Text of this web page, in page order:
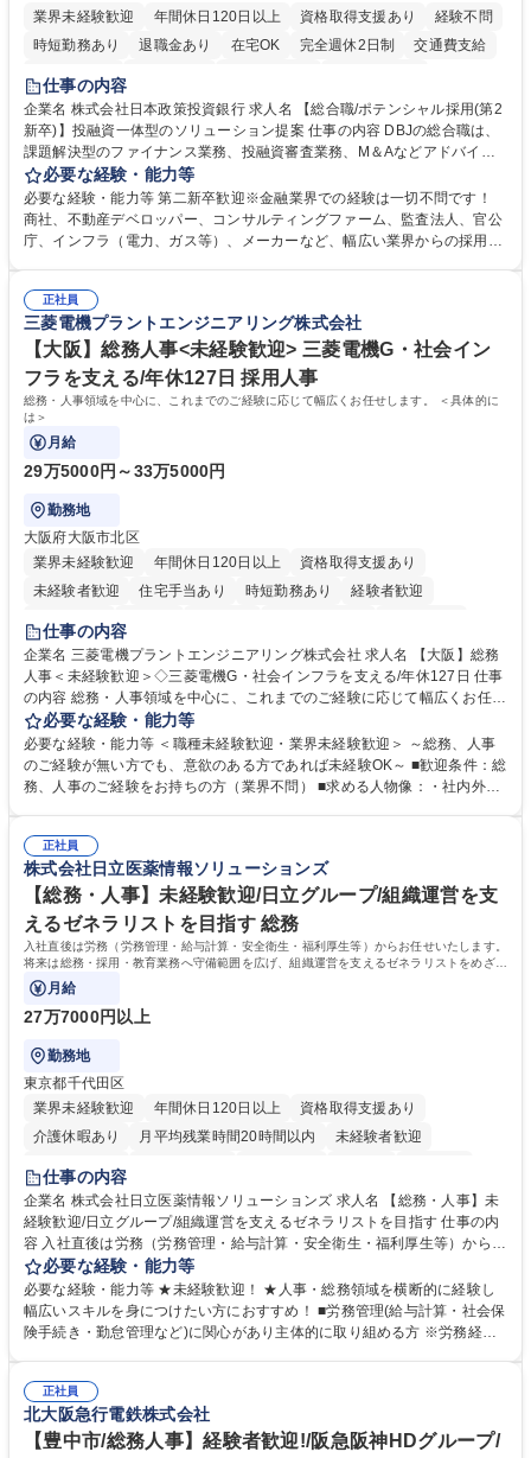
業界未経験歓迎 年間休日120日以上 資格取得支援あり
経験不問
時短勤務あり
退職金あり 在宅OK 完全週休2日制
交通費支給
駅近5分以内
食事補助あり
託児所あり
仕事の内容
企業名 株式会社日本政策投資銀行 求人名 【総合職/ポテンシャル採用(第2
新卒)】投融資一体型のソリューション提案 仕事の内容 DBJの総合職は、
課題解決型のファイナンス業務、投融資審査業務、M＆Aなどアドバイザ
リー業務、地域戦略企画業務など、多様な業務に精通し、複数の専門性を
掛け合わせて広く社会に貢献していく職種です。 入社後は、横断的なロー
テーションを経て適性や専門性に応じたキャリアを形成していただきま
す。総合職として入社いただき、下記いずれかの部門でご活躍いただきま
ート・ナレッジ業務 ※それぞれの業務内容に関しては、別途その他労働条
件備考欄に記載 募集職種 【総合職/ポテンシャル採用(第2新卒)】投融資一
体型のソリューション提案
必要な経験・能力等
必要な経験・能力等 第二新卒歓迎※金融業界での経験は一切不問です！
商社、不動産デベロッパー、コンサルティングファーム、監査法人、官公
庁、インフラ（電力、ガス等）、メーカーなど、幅広い業界からの採用実
く高い志を併せもった人材を求めています。ポテンシャル採用（第2新
卒）では、金融業界での経験や知識を問いません。新たな時代を見据え
て、複雑化する社会課題の解決に向けて先鞭をつける役割を担いたい、と
いう気概をお持ちの方を心待ちにしています。 学歴・資格 学歴：大学院
大学 語学力： 資格：
正社員
三菱電機プラントエンジニアリング株式会社
【大阪】総務人事<未経験歓迎> 三菱電機G・社会イン
フラを支える/年休127日 採用人事
総務・人事領域を中心に、これまでのご経験に応じて幅広くお任せします。 ＜具体的に
は＞
月給
29万5000円～33万5000円
勤務地
大阪府大阪市北区
業界未経験歓迎
年間休日120日以上
資格取得支援あり
未経験者歓迎
住宅手当あり 時短勤務あり
経験者歓迎
退職金あり
駅近5分以内
土日祝休み 服装自由 寮・社宅あり 食事補助あり
仕事の内容
企業名 三菱電機プラントエンジニアリング株式会社 求人名 【大阪】総務
人事＜未経験歓迎＞◇三菱電機G・社会インフラを支える/年休127日 仕事
の内容 総務・人事領域を中心に、これまでのご経験に応じて幅広くお任せ
します。 ＜具体的には＞ ・総務/人事労務（給与・社保・勤怠管理など）
・採用・教育研修 ・福利厚生運用 など ※基本的には事務所勤務ですが、
採用や教育等の業務内容により、関西圏以外への日帰り・宿泊を伴う国内
出張もございます。 ※担当業務を持ちつつ、お互いに助け合いながら、総
必要な経験・能力等
必要な経験・能力等 ＜職種未経験歓迎・業界未経験歓迎＞ ～総務、人事
のご経験が無い方でも、意欲のある方であれば未経験OK～ ■歓迎条件：総
務、人事のご経験をお持ちの方（業界不問） ■求める人物像：・社内外の
正社員
株式会社日立医薬情報ソリューションズ
【総務・人事】未経験歓迎/日立グループ/組織運営を支
えるゼネラリストを目指す 総務
入社直後は労務（労務管理・給与計算・安全衛生・福利厚生等）からお任せいたします。
将来は総務・採用・教育業務へ守備範囲を広げ、組織運営を支えるゼネラリストをめざせ
ます。
月給
27万7000円以上
勤務地
東京都千代田区
業界未経験歓迎
年間休日120日以上
資格取得支援あり
介護休暇あり
月平均残業時間20時間以内
未経験者歓迎
住宅手当あり
育休あり
完全週休2日制 交通費支給 土日祝休み 寮・社宅あり
仕事の内容
企業名 株式会社日立医薬情報ソリューションズ 求人名 【総務・人事】未
経験歓迎/日立グループ/組織運営を支えるゼネラリストを目指す 仕事の内
容 入社直後は労務（労務管理・給与計算・安全衛生・福利厚生等）からお
任せいたします。将来は総務・採用・教育業務へ守備範囲を広げ、組織運
営を支えるゼネラリストをめざせます。 ・初期業務：労働時間管理、給与
計算、社会保険対応、福利厚生管理、安全衛生、健康経営推進等をお任せ
します。ご経験に応じて、休職者管理など、幅広く経験を積んでいただき
幅広く経験を積みたい意欲がある方に最適な環境です。 募集職種 【総
務・人事】未経験歓迎/日立グループ/組織運営を支えるゼネラリストを目
指す
必要な経験・能力等
必要な経験・能力等 ★未経験歓迎！ ★人事・総務領域を横断的に経験し
幅広いスキルを身につけたい方におすすめ！ ■労務管理(給与計算・社会保
険手続き・勤怠管理など)に関心があり主体的に取り組める方 ※労務経験
のご経験 ■労務管理（給与計算・社会保険手続き・勤怠管理など）の経験
■衛生管理者の資格をお持ちの方 学歴・資格 学歴：大学院 大学 高専 短大
専修学校 高校 語学力： 資格：
正社員
北大阪急行電鉄株式会社
【豊中市/総務人事】経験者歓迎!/阪急阪神HDグループ/